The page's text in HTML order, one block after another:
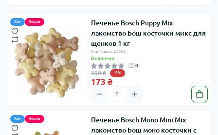
Хит Акция
Печенье Bosch Puppy Mix
лакомство Бош косточки микс для
щенков 1 кг
Код товара: 27596
В наличии
0
190 ₴ -9%
173 ₴
Хит Акция
Печенье Bosch Mono Mini Mix
лакомство Бош моно косточки с